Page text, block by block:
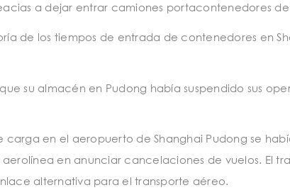
a dejar entrar camiones portacontenedores de
de los tiempos de entrada de contenedores en
su almacén en Pudong había suspendido sus
en el aeropuerto de Shanghai Pudong se
en anunciar cancelaciones de vuelos. El
alternativa para el transporte aéreo.